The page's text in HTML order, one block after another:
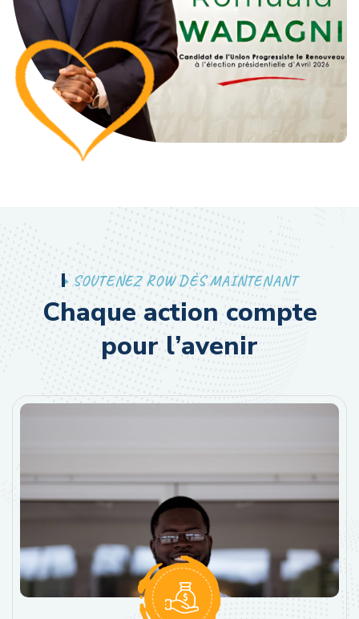
SOUTENEZ ROW DÈS MAINTENANT
Chaque action compte
pour l’avenir